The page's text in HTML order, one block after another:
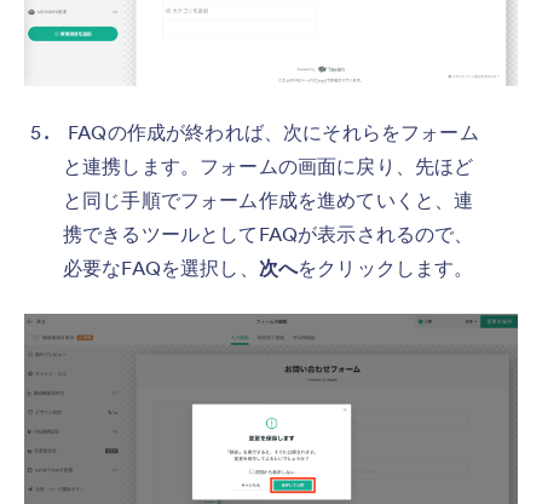
FAQの作成が終われば、次にそれらをフォーム
と連携します。フォームの画面に戻り、先ほど
と同じ手順でフォーム作成を進めていくと、連
携できるツールとしてFAQが表示されるので、
必要なFAQを選択し、 次へをクリックします。